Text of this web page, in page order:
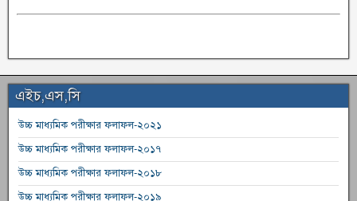
এইচ,এস,সি
উচ্চ মাধ্যমিক পরীক্ষার ফলাফল-২০২১
উচ্চ মাধ্যমিক পরীক্ষার ফলাফল-২০১৭
উচ্চ মাধ্যমিক পরীক্ষার ফলাফল-২০১৮
উচ্চ মাধ্যমিক পরীক্ষার ফলাফল-২০১৯